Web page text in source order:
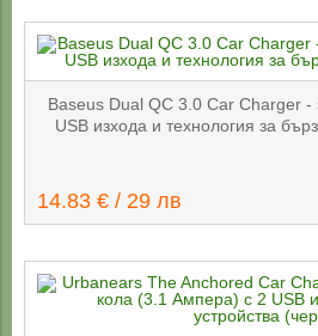
Baseus Dual QC 3.0 Car Charger -
USB изхода и технология за
14.83 € / 29 лв